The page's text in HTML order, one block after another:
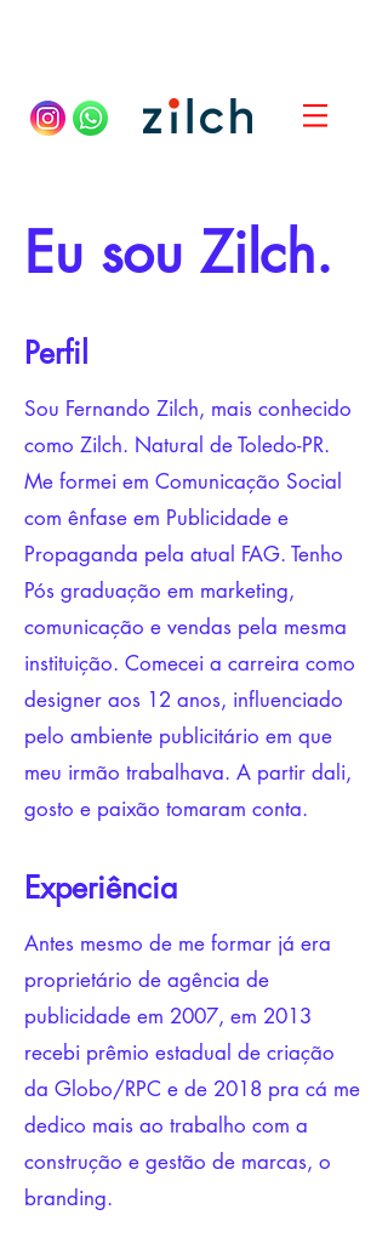
Eu sou Zilch.
Perfil
Sou Fernando Zilch, mais conhecido
como Zilch. Natural de Toledo-PR.
Me formei em Comunicação Social
com ênfase em Publicidade e
Propaganda pela atual FAG. Tenho
Pós graduação em marketing,
comunicação e vendas pela mesma
instituição. Comecei a carreira como
designer aos 12 anos, influenciado
pelo ambiente publicitário em que
meu irmão trabalhava. A partir dali,
gosto e paixão tomaram conta.
Antes mesmo de me formar já era
proprietário de agência de
publicidade em 2007, em 2013
recebi prêmio estadual de criação
da Globo/RPC e de 2018 pra cá me
dedico mais ao trabalho com a
construção e gestão de marcas, o
branding.
Experiência